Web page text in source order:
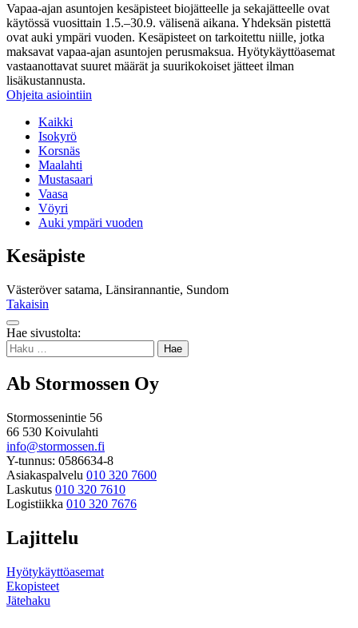
Vapaa-ajan asuntojen kesäpisteet biojätteelle ja sekajätteelle ovat
käytössä vuosittain 1.5.–30.9. välisenä aikana. Yhdeksän pistettä
ovat auki ympäri vuoden. Kesäpisteet on tarkoitettu niille, jotka
maksavat vapaa-ajan asuntojen perusmaksua. Hyötykäyttöasemat
vastaanottavat suuret määrät ja suurikokoiset jätteet ilman
lisäkustannusta.
Ohjeita asiointiin
Kaikki
Isokyrö
Korsnäs
Maalahti
Mustasaari
Vaasa
Vöyri
Auki ympäri vuoden
Kesäpiste
Västeröver satama, Länsirannantie, Sundom
Takaisin
Takaisin
ylös
Hae sivustolta:
Haku:
Ab Stormossen Oy
Stormossenintie 56
66 530 Koivulahti
info@stormossen.fi
Y-tunnus: 0586634-8
Asiakaspalvelu 010 320 7600
Laskutus 010 320 7610
Logistiikka 010 320 7676
Lajittelu
Hyötykäyttöasemat
Ekopisteet
Jätehaku